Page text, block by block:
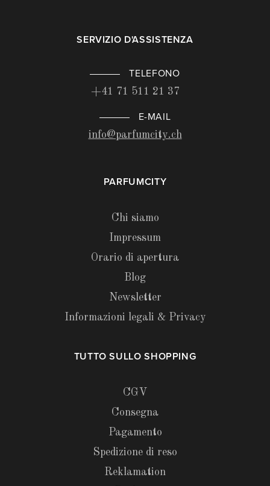
SERVIZIO D'ASSISTENZA
TELEFONO
+41 71 511 21 37
E-MAIL
info@parfumcity.ch
PARFUMCITY
Chi siamo
Impressum
Orario di apertura
Blog
Newsletter
Informazioni legali & Privacy
TUTTO SULLO SHOPPING
CGV
Consegna
Pagamento
Spedizione di reso
Reklamation